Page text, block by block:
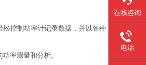
控制功率计记录数据，并以各种
率测量和分析。
在线咨询
电话